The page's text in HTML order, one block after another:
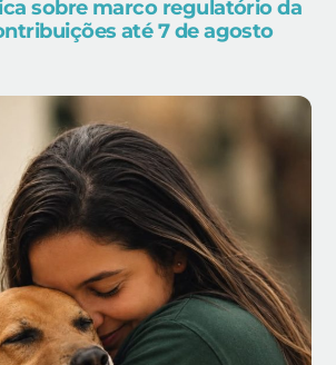
sobre marco regulatório da
até 7 de agosto